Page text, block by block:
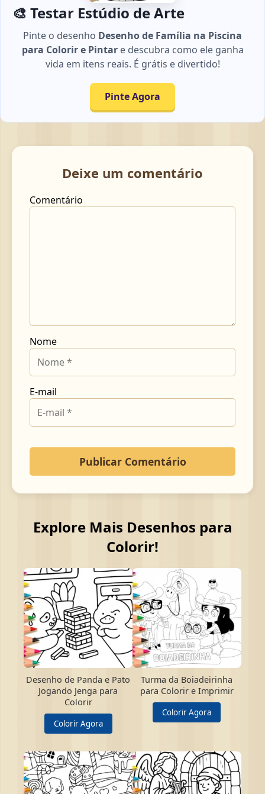
🎨 Testar Estúdio de Arte
Pinte o desenho Desenho de Família na Piscina
para Colorir e Pintare descubra como ele ganha
vida em itens reais. É grátis e divertido!
Pinte Agora
Deixe um comentário
Comentário
Nome
E-mail
Explore Mais Desenhos para
Colorir!
Desenho de Panda e Pato
Jogando Jenga para
Colorir
Colorir Agora
Turma da Boiadeirinha
para Colorir e Imprimir
Colorir Agora